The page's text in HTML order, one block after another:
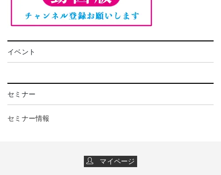
イベント
セミナー
セミナー情報
マイページ